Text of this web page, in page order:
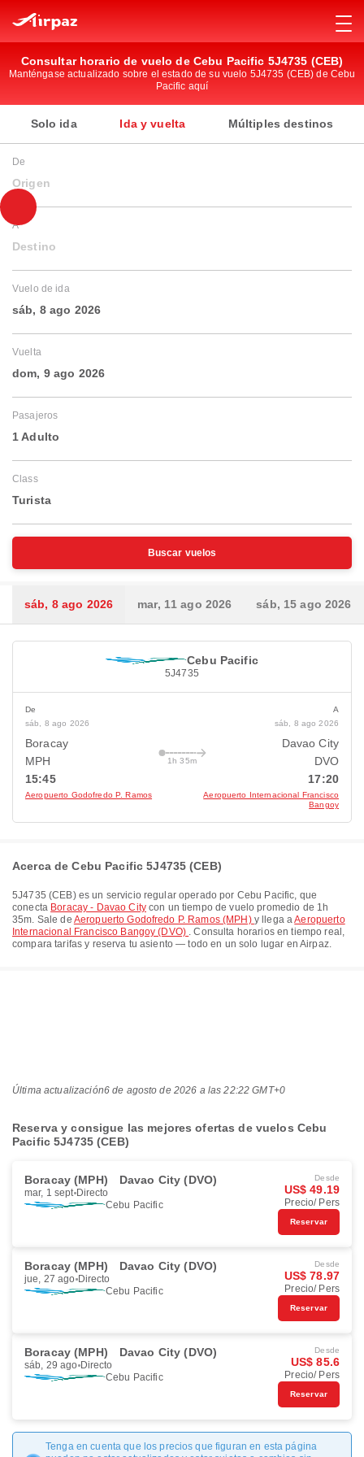
Consultar horario de vuelo de Cebu Pacific 5J4735 (CEB)
Manténgase actualizado sobre el estado de su vuelo 5J4735 (CEB) de Cebu
Pacific aquí
Solo ida Ida y vuelta Múltiples destinos
De
Origen
A
Destino
Vuelo de ida
sáb, 8 ago 2026
Vuelta
dom, 9 ago 2026
Pasajeros
1 Adulto
Class
Turista
Buscar vuelos
sáb, 8 ago 2026 mar, 11 ago 2026 sáb, 15 ago 2026
Cebu Pacific
5J4735
De
sáb, 8 ago 2026
Boracay
MPH
15:45
Aeropuerto Godofredo P. Ramos​​
1h 35m
A
sáb, 8 ago 2026
Davao City
DVO
17:20
Aeropuerto Internacional Francisco
Bangoy
Acerca de Cebu Pacific 5J4735 (CEB)
5J4735 (CEB) es un servicio regular operado por Cebu Pacific, que
conecta Boracay - Davao Citycon un tiempo de vuelo promedio de 1h
35m. Sale de Aeropuerto Godofredo P. Ramos​​ (MPH) y llega aAeropuerto
Internacional Francisco Bangoy (DVO) . Consulta horarios en tiempo real,
compara tarifas y reserva tu asiento — todo en un solo lugar en Airpaz.
Última actualización6 de agosto de 2026 a las 22:22 GMT+0
Reserva y consigue las mejores ofertas de vuelos Cebu
Pacific 5J4735 (CEB)
Boracay (MPH) Davao City (DVO)
mar, 1 sept Directo
Cebu Pacific
Desde
US$ 49.19
Precio/ Pers
Reservar
Boracay (MPH) Davao City (DVO)
jue, 27 ago Directo
Cebu Pacific
Desde
US$ 78.97
Precio/ Pers
Reservar
Boracay (MPH) Davao City (DVO)
sáb, 29 ago Directo
Cebu Pacific
Desde
US$ 85.6
Precio/ Pers
Reservar
Tenga en cuenta que los precios que figuran en esta página